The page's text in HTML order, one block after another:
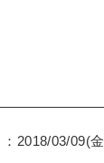
：2018/03/09(